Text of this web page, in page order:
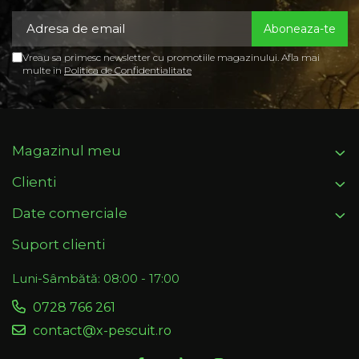
Vreau sa primesc newsletter cu promotiile magazinului. Afla mai
multe in Politica de Confidentialitate
Magazinul meu
Clienti
Date comerciale
Suport clienti
Luni-Sâmbătă: 08:00 - 17:00
0728 766 261
contact@x-pescuit.ro